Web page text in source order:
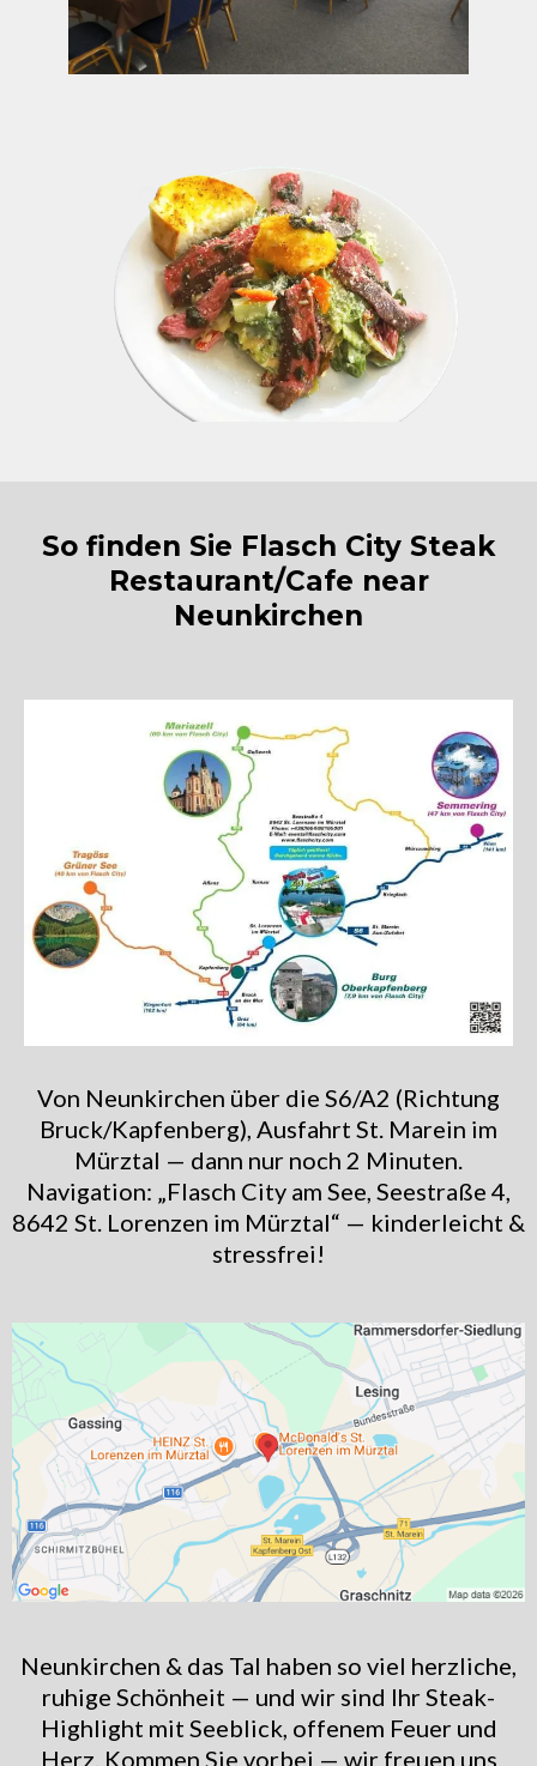
So finden Sie Flasch City Steak
Restaurant/Cafe near
Neunkirchen
Von Neunkirchen über die S6/A2 (Richtung
Bruck/Kapfenberg), Ausfahrt St. Marein im
Mürztal — dann nur noch 2 Minuten.
Navigation: „Flasch City am See, Seestraße 4,
8642 St. Lorenzen im Mürztal“ — kinderleicht &
stressfrei!
Neunkirchen & das Tal haben so viel herzliche,
ruhige Schönheit — und wir sind Ihr Steak-
Highlight mit Seeblick, offenem Feuer und
Herz. Kommen Sie vorbei — wir freuen uns